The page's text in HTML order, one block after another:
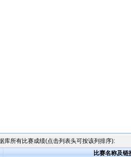
库所有比赛成绩(点击列表头可按该列排序):
比赛名称及链